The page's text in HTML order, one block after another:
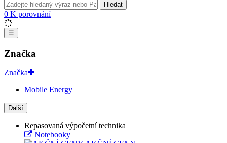
Hledat
0 K porovnání
☰
Značka
Značka
Mobile Energy
Další
Repasovaná výpočetní technika
Notebooky